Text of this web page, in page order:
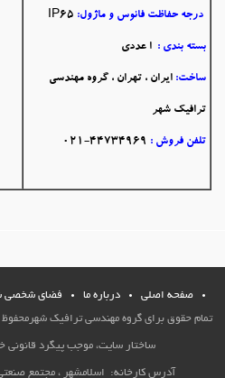
درجه حفاظت فانوس و ماژول: IP65
بسته بندی : ا عددی
ساخت:ایران ، تهران ، گروه مهندسی
ترافیک شهر
تلفن فروش :
صفحه اصلي درباره ما فضاي شخصي
تمام حقوق برای گروه مهندسی ترافیک
ساختار سایت، موجب پیگرد قانونی خواهد
آدرس کارخانه: اسلامشهر ، مجتمع صنعتی